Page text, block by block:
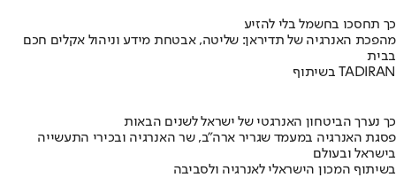
כך תחסכו בחשמל בלי להזיע
מהפכת האנרגיה של תדיראן: שליטה, אבטחת מידע וניהול אקלים חכם
בבית
בשיתוף TADIRAN
כך נערך הביטחון האנרגטי של ישראל לשנים הבאות
פסגת האנרגיה במעמד שגריר ארה"ב, שר האנרגיה ובכירי התעשייה
בישראל ובעולם
בשיתוף המכון הישראלי לאנרגיה ולסביבה